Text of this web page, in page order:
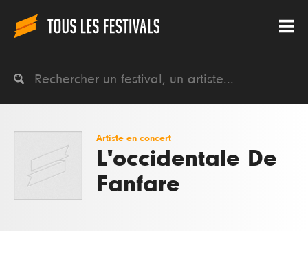
Artiste en concert
L'occidentale De
Fanfare